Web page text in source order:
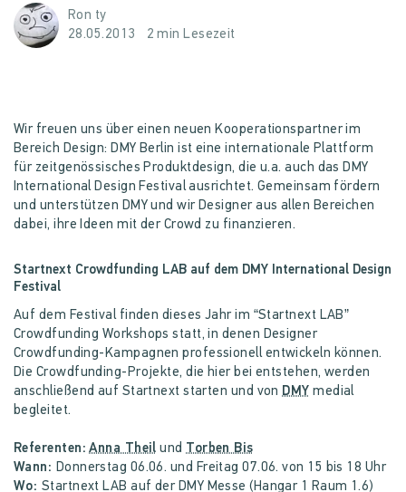
Ron ty
28.05.2013
2 min Lesezeit
Wir freuen uns über einen neuen Kooperationspartner im
Bereich Design: DMY Berlin ist eine internationale Plattform
für zeitgenössisches Produktdesign, die u.a. auch das DMY
International Design Festival ausrichtet. Gemeinsam fördern
und unterstützen DMY und wir Designer aus allen Bereichen
dabei, ihre Ideen mit der Crowd zu finanzieren.
Startnext Crowdfunding LAB auf dem DMY International Design
Festival
Auf dem Festival finden dieses Jahr im “Startnext LAB”
Crowdfunding Workshops statt, in denen Designer
Crowdfunding-Kampagnen professionell entwickeln können.
Die Crowdfunding-Projekte, die hier bei entstehen, werden
anschließend auf Startnext starten und vonDMY medial
begleitet.
Referenten: Anna Theil undTorben Bis
Wann: Donnerstag 06.06. und Freitag 07.06. von 15 bis 18 Uhr
Wo: Startnext LAB auf der DMY Messe (Hangar 1 Raum 1.6)